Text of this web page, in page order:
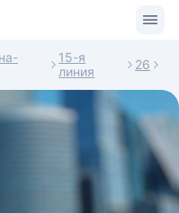
15-я
линия
26